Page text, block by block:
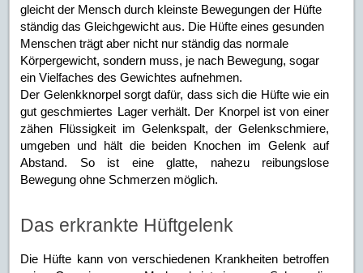
gleicht der Mensch durch kleinste Bewegungen der Hüfte
ständig das Gleichgewicht aus. Die Hüfte eines gesunden
Menschen trägt aber nicht nur ständig das normale
Körpergewicht, sondern muss, je nach Bewegung, sogar
ein Vielfaches des Gewichtes aufnehmen.
Der Gelenkknorpel sorgt dafür, dass sich die Hüfte wie ein
gut geschmiertes Lager verhält. Der Knorpel ist von einer
zähen Flüssigkeit im Gelenkspalt, der Gelenkschmiere,
umgeben und hält die beiden Knochen im Gelenk auf
Abstand. So ist eine glatte, nahezu reibungslose
Bewegung ohne Schmerzen möglich.
Das erkrankte Hüftgelenk
Die Hüfte kann von verschiedenen Krankheiten betroffen